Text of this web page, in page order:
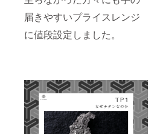
届きやすいプライスレンジ
に値段設定しました。